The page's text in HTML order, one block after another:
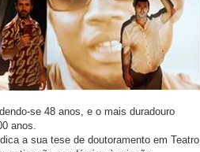
se 48 anos, e o mais duradouro
anos.
a sua tese de doutoramento em Teatro